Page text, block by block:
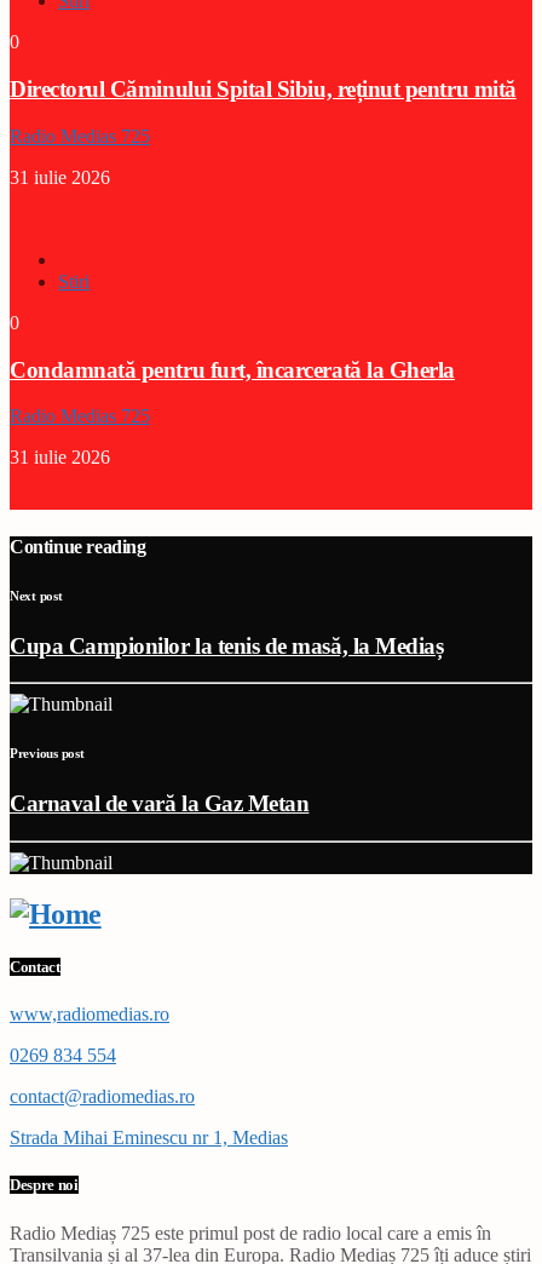
0
Directorul Căminului Spital Sibiu, reținut pentru mită
Radio Medias 725
31 iulie 2026
Stiri
0
Condamnată pentru furt, încarcerată la Gherla
Radio Medias 725
31 iulie 2026
Continue reading
Next post
Cupa Campionilor la tenis de masă, la Mediaș
Previous post
Carnaval de vară la Gaz Metan
Contact
www,radiomedias.ro
0269 834 554
contact@radiomedias.ro
Strada Mihai Eminescu nr 1, Medias
Despre noi
Radio Mediaș 725 este primul post de radio local care a emis în
Transilvania și al 37-lea din Europa. Radio Mediaș 725 îți aduce știri